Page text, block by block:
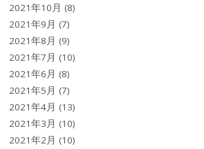
2021年10月 (8)
2021年9月 (7)
2021年8月 (9)
2021年7月 (10)
2021年6月 (8)
2021年5月 (7)
2021年4月 (13)
2021年3月 (10)
2021年2月 (10)